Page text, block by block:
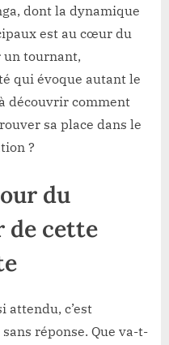
dont la dynamique
est au cœur du
tournant,
qui évoque autant le
découvrir comment
sa place dans le
?
du
de cette
attendu, c’est
réponse. Que va-t-